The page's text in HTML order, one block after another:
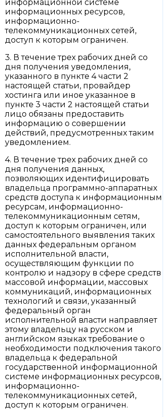
информационной системе
информационных ресурсов,
информационно-
телекоммуникационных сетей,
доступ к которым ограничен.
3. В течение трех рабочих дней со
дня получения уведомления,
указанного в пункте 4 части 2
настоящей статьи, провайдер
хостинга или иное указанное в
пункте 3 части 2 настоящей статьи
лицо обязаны предоставить
информацию о совершении
действий, предусмотренных таким
уведомлением.
4. В течение трех рабочих дней со
дня получения данных,
позволяющих идентифицировать
владельца программно-аппаратных
средств доступа к информационным
ресурсам, информационно-
телекоммуникационным сетям,
доступ к которым ограничен, или
самостоятельного выявления таких
данных федеральным органом
исполнительной власти,
осуществляющим функции по
контролю и надзору в сфере средств
массовой информации, массовых
коммуникаций, информационных
технологий и связи, указанный
федеральный орган
исполнительной власти направляет
этому владельцу на русском и
английском языках требование о
необходимости подключения такого
владельца к федеральной
государственной информационной
системе информационных ресурсов,
информационно-
телекоммуникационных сетей,
доступ к которым ограничен.